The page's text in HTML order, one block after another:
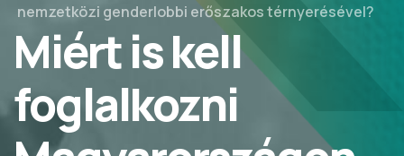
nemzetközi genderlobbi erőszakos térnyerésével?
Miért is kell
foglalkozni